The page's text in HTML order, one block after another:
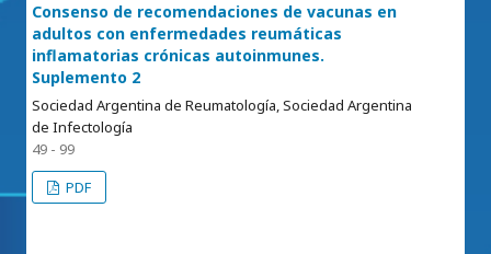
Consenso de recomendaciones de vacunas en
adultos con enfermedades reumáticas
inflamatorias crónicas autoinmunes.
Suplemento 2
Sociedad Argentina de Reumatología, Sociedad Argentina
de Infectología
49 - 99
PDF